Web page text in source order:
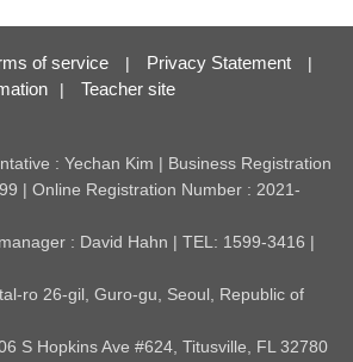
of service | Privacy Statement |
| Teacher site
: Yechan Kim | Business Registration
| Online Registration Number : 2021-
: David Hahn | TEL: 1599-3416 |
ro 26-gil, Guro-gu, Seoul, Republic of
S Hopkins Ave #624, Titusville, FL 32780